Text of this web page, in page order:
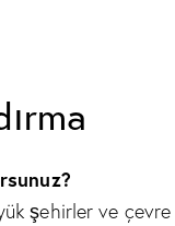
şehirler ve